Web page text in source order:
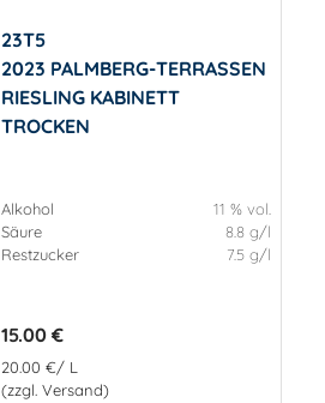
23T5
2023 PALMBERG-TERRASSEN
RIESLING KABINETT
TROCKEN
Alkohol
11 % vol.
Säure
8.8 g/l
Restzucker
7.5 g/l
15.00 €
20.00 €/ L
(zzgl. Versand)